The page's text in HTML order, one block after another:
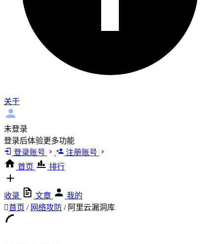
关于
未登录
登录后体验更多功能
登录账号
注册账号
首页
排行
收录 文章
我的
首页 / 网络攻防 / 阿里云漏洞库